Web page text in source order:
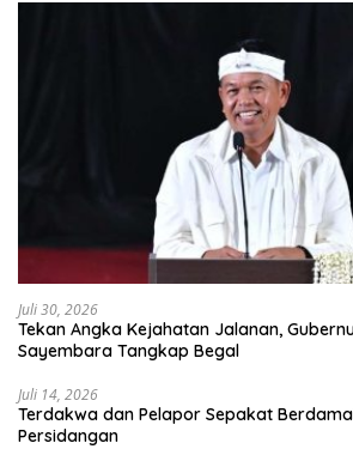
Juli 30, 2026
Tekan Angka Kejahatan Jalanan,
Sayembara Tangkap Begal
Juli 14, 2026
Terdakwa dan Pelapor Sepakat
Persidangan